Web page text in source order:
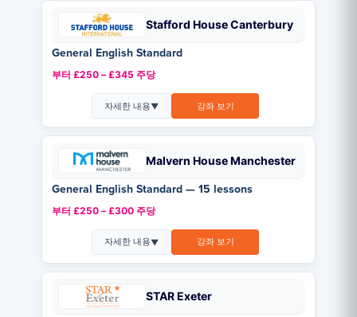
Stafford House Canterbury
General English Standard
부터 £250 – £345 주당
자세한 내용▼ 강좌 보기
Malvern House Manchester
General English Standard — 15 lessons
부터 £250 – £300 주당
자세한 내용▼ 강좌 보기
STAR Exeter